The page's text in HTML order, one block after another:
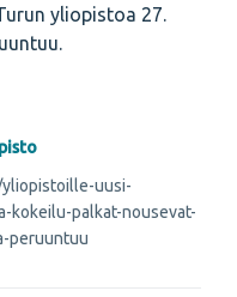
yliopistoa 27.
uusi-
kokeilu-palkat-nousevat-
peruuntuu